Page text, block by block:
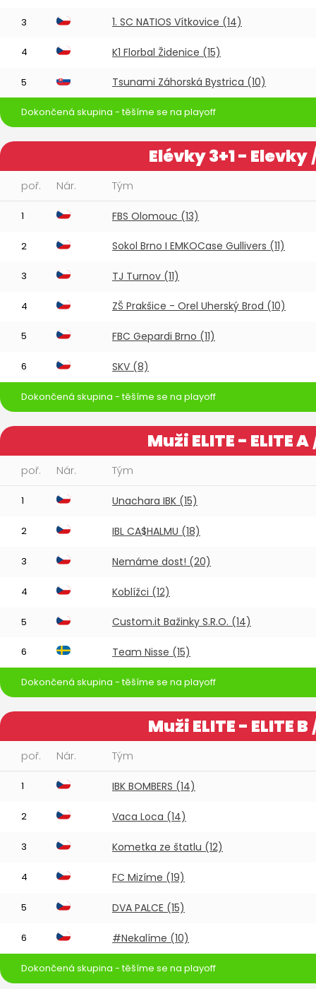
3 1. SC NATIOS Vítkovice (14)
4 K1 Florbal Židenice (15)
5 Tsunami Záhorská Bystrica (10)
Dokončená skupina - těšíme se na playoff
Elévky 3+1 - Elevky
poř. Nár. Tým
1 FBS Olomouc (13)
2 Sokol Brno I EMKOCase Gullivers (11)
3 TJ Turnov (11)
4 ZŠ Prakšice - Orel Uherský Brod (10)
5 FBC Gepardi Brno (11)
6 SKV (8)
Dokončená skupina - těšíme se na playoff
Muži ELITE - ELITE A
poř. Nár. Tým
1 Unachara IBK (15)
2 IBL CA$HALMU (18)
3 Nemáme dost! (20)
4 Koblížci (12)
5 Custom.it Bažinky S.R.O. (14)
6 Team Nisse (15)
Dokončená skupina - těšíme se na playoff
Muži ELITE - ELITE B
poř. Nár. Tým
1 IBK BOMBERS (14)
2 Vaca Loca (14)
3 Kometka ze štatlu (12)
4 FC Mizíme (19)
5 DVA PALCE (15)
6 #Nekalíme (10)
Dokončená skupina - těšíme se na playoff